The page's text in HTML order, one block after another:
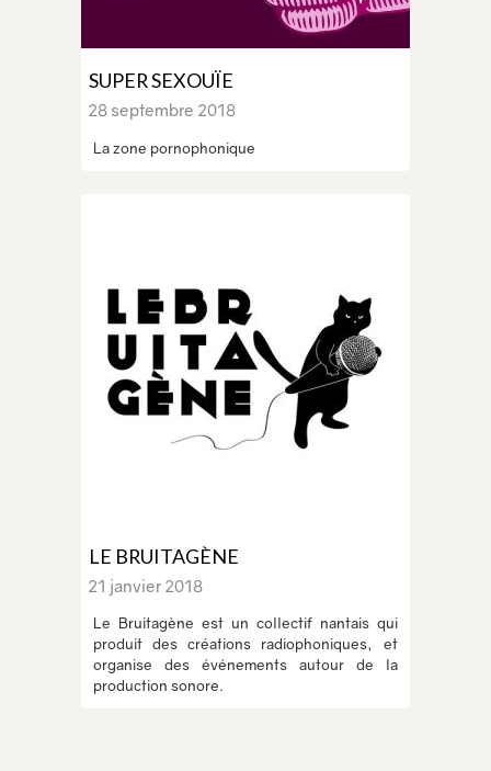
SUPER SEXOUÏE
28 septembre 2018
La zone pornophonique
LE BRUITAGÈNE
21 janvier 2018
Le Bruitagène est un collectif nantais qui
produit des créations radiophoniques, et
organise des événements autour de la
production sonore.